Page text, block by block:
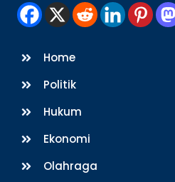
Home
Politik
Hukum
Ekonomi
Olahraga